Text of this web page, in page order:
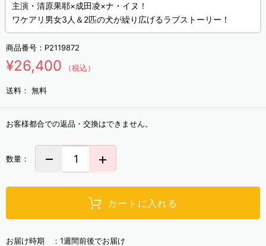
主演・清原果耶×成田凌×ナ・イヌ！
ワケアリ男女3人＆2匹の犬が繰り広げるラブストーリー！
商品番号： P2119872
¥26,400 （税込）
送料： 無料
お客様都合での返品・交換はできません。
数量：
カートに入れる
お届け時期 ： 1週間前後でお届け